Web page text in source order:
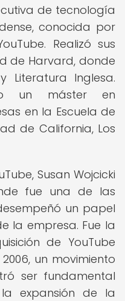
de tecnología
conocida por
Realizó sus
de Harvard, donde
Literatura Inglesa.
un máster en
en la Escuela de
de California, Los
Susan Wojcicki
fue una de las
un papel
la empresa. Fue la
de YouTube
un movimiento
ser fundamental
expansión de la